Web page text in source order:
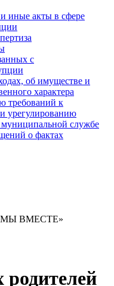
иные акты в сфере
с
об имуществе и
характера
требований к
урегулированию
муниципальной службе
о фактах
«МЫ ВМЕСТЕ»